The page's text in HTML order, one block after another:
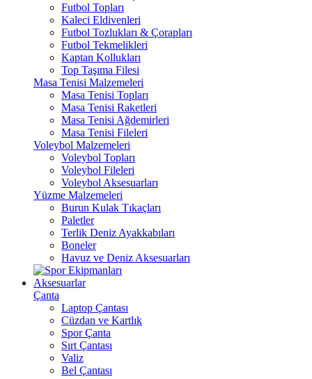
Futbol Topları
Kaleci Eldivenleri
Futbol Tozlukları & Çorapları
Futbol Tekmelikleri
Kaptan Kollukları
Top Taşıma Filesi
Masa Tenisi Malzemeleri
Masa Tenisi Topları
Masa Tenisi Raketleri
Masa Tenisi Ağdemirleri
Masa Tenisi Fileleri
Voleybol Malzemeleri
Voleybol Topları
Voleybol Fileleri
Voleybol Aksesuarları
Yüzme Malzemeleri
Burun Kulak Tıkaçları
Paletler
Terlik Deniz Ayakkabıları
Boneler
Havuz ve Deniz Aksesuarları
Aksesuarlar
Çanta
Laptop Çantası
Cüzdan ve Kartlık
Spor Çanta
Sırt Çantası
Valiz
Bel Çantası